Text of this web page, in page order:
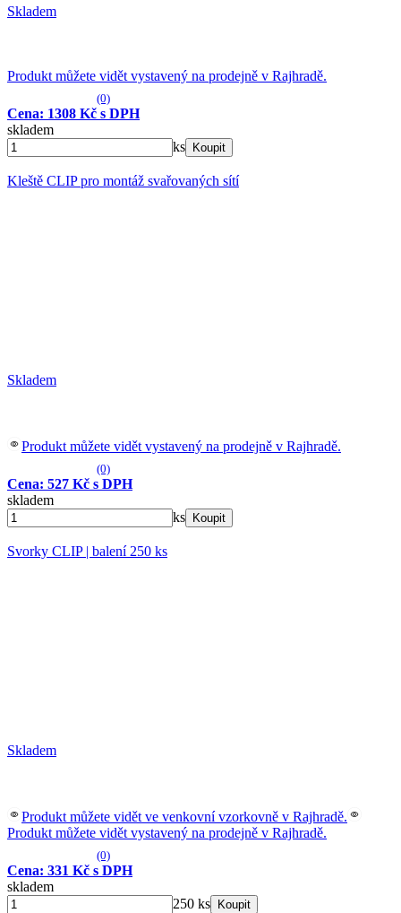
Skladem
Produkt můžete vidět vystavený na prodejně v Rajhradě.
(0)
Cena: 1308 Kč s DPH
skladem
ks
Koupit
Kleště CLIP pro montáž svařovaných sítí
Skladem
Produkt můžete vidět vystavený na prodejně v Rajhradě.
(0)
Cena: 527 Kč s DPH
skladem
ks
Koupit
Svorky CLIP | balení 250 ks
Skladem
Produkt můžete vidět ve venkovní vzorkovně v Rajhradě.
Produkt můžete vidět vystavený na prodejně v Rajhradě.
(0)
Cena: 331 Kč s DPH
skladem
250 ks
Koupit